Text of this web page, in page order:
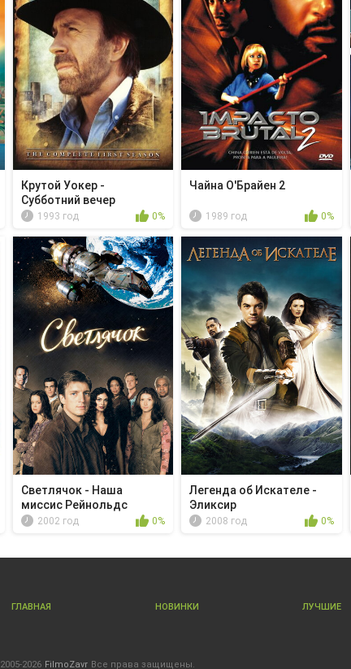
Крутой Уокер -
Субботний вечер
1993 год 0%
Чайна О'Брайен 2
1989 год 0%
Светлячок - Наша
миссис Рейнольдс
2002 год 0%
Легенда об Искателе -
Эликсир
2008 год 0%
ГЛАВНАЯ НОВИНКИ ЛУЧШИЕ
2005-2026 FilmoZavr Все права защищены.